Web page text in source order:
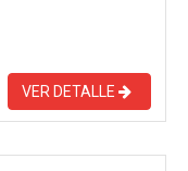
VER DETALLE